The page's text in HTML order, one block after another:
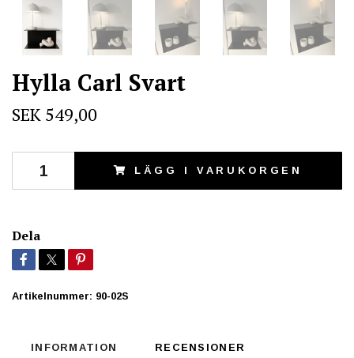
Hylla Carl Svart
SEK 549,00
LÄGG I VARUKORGEN
Dela
Artikelnummer: 90-02S
INFORMATION RECENSIONER